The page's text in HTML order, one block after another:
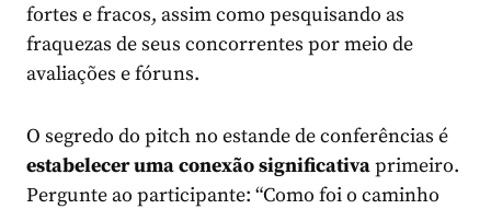
fortes e fracos, assim como pesquisando as
fraquezas de seus concorrentes por meio de
avaliações e fóruns.
O segredo do pitch no estande de conferências é
estabelecer uma conexão significativaprimeiro.
Pergunte ao participante: “Como foi o caminho